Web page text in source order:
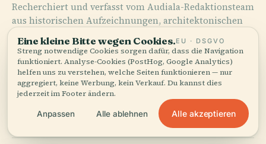
Recherchiert und verfasst vom Audiala-Redaktionsteam
aus historischen Aufzeichnungen, architektonischen
Archiven und lokalem Wissen.
Zuletzt überprüft: August 2025
Exploring the Palermo Cathedral - History, Visiting
Hours, and Ticket Information, 2024, Author
Eine kleine Bitte wegen Cookies.EU · DSGVO
Streng notwendige Cookies sorgen dafür, dass die Navigation
funktioniert. Analyse-Cookies (PostHog, Google Analytics)
helfen uns zu verstehen, welche Seiten funktionieren — nur
aggregiert, keine Werbung, kein Verkauf. Du kannst dies
jederzeit im Footer ändern.
Anpassen Alle ablehnen Alle akzeptieren